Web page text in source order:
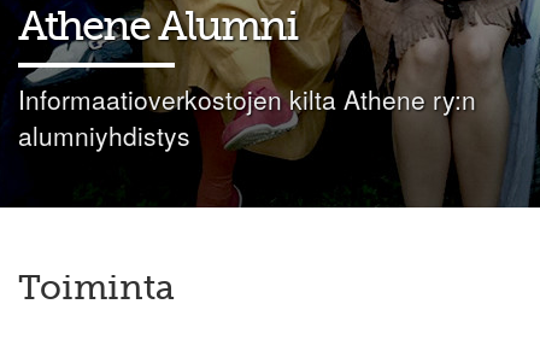
Athene Alumni
Informaatioverkostojen kilta Athene ry:n
alumniyhdistys
Toiminta